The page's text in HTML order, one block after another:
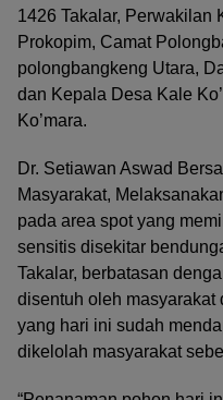
1426 Takalar, Perwakilan
Prokopim, Camat
polongbangkeng Utara,
dan Kepala Desa Kale
Ko’mara.
Dr. Setiawan Aswad
Masyarakat,
pada area spot yang
sensitis disekitar
Takalar, berbatasan
disentuh oleh masyarakat
yang hari ini sudah
dikelolah masyarakat